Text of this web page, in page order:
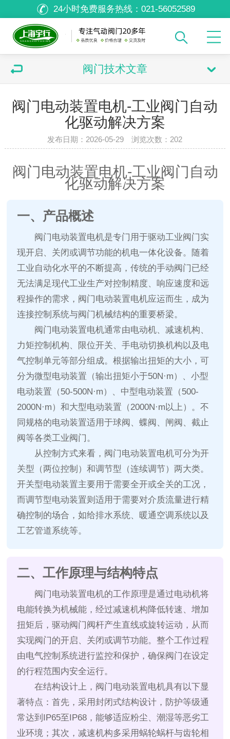
24小时免费服务热线： 021-56052589
阀门技术文章
阀门电动装置电机-工业阀门自动
化驱动解决方案
发布日期：2026-05-29 浏览次数： 202
阀门电动装置电机-工业阀门自动
化驱动解决方案
一、产品概述
阀门电动装置电机是专门用于驱动工业阀门实
现开启、关闭或调节功能的机电一体化设备。随着
工业自动化水平的不断提高，传统的手动阀门已经
无法满足现代工业生产对控制精度、响应速度和远
程操作的需求，阀门电动装置电机应运而生，成为
连接控制系统与阀门机械结构的重要桥梁。
阀门电动装置电机通常由电动机、减速机构、
力矩控制机构、限位开关、手电动切换机构以及电
气控制单元等部分组成。根据输出扭矩的大小，可
分为微型电动装置（输出扭矩小于50N·m）、小型
电动装置（50-500N·m）、中型电动装置（500-
2000N·m）和大型电动装置（2000N·m以上）。不
同规格的电动装置适用于球阀、蝶阀、闸阀、截止
阀等各类工业阀门。
从控制方式来看，阀门电动装置电机可分为开
关型（两位控制）和调节型（连续调节）两大类。
开关型电动装置主要用于需要全开或全关的工况，
而调节型电动装置则适用于需要对介质流量进行精
确控制的场合，如给排水系统、暖通空调系统以及
工艺管道系统等。
二、工作原理与结构特点
阀门电动装置电机的工作原理是通过电动机将
电能转换为机械能，经过减速机构降低转速、增加
扭矩后，驱动阀门阀杆产生直线或旋转运动，从而
实现阀门的开启、关闭或调节功能。整个工作过程
由电气控制系统进行监控和保护，确保阀门在设定
的行程范围内安全运行。
在结构设计上，阀门电动装置电机具有以下显
著特点：首先，采用封闭式结构设计，防护等级通
常达到IP65至IP68，能够适应粉尘、潮湿等恶劣工
业环境；其次，减速机构多采用蜗轮蜗杆与齿轮相